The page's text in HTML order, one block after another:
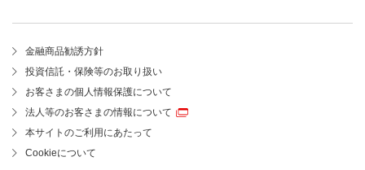
金融商品勧誘方針
投資信託・保険等のお取り扱い
お客さまの個人情報保護について
法人等のお客さまの情報について
本サイトのご利用にあたって
Cookieについて